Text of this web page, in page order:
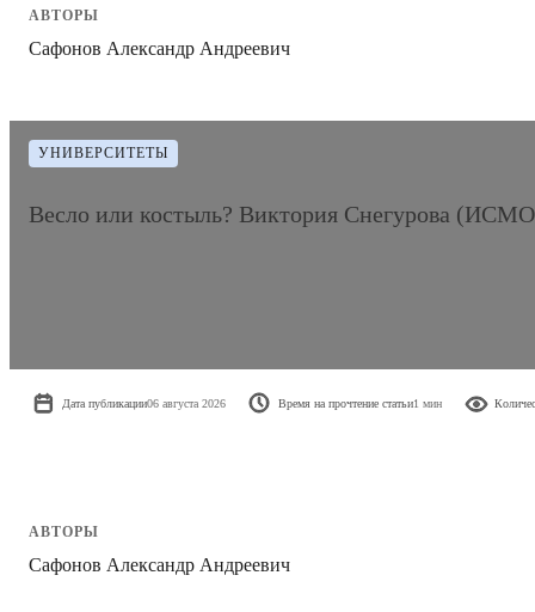
АВТОРЫ
Сафонов Александр Андреевич
УНИВЕРСИТЕТЫ
Весло или костыль? Виктория Снегурова
Дата публикации06 августа 2026 Время на прочтение статьи1 мин
АВТОРЫ
Сафонов Александр Андреевич